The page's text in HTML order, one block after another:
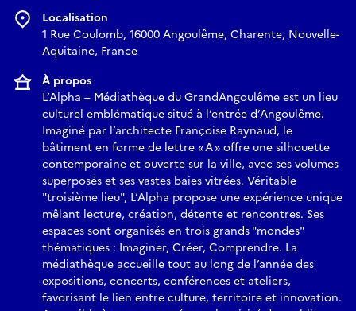
Localisation
1 Rue Coulomb, 16000 Angoulême, Charente, Nouvelle-
Aquitaine, France
À propos
L’Alpha – Médiathèque du GrandAngoulême est un lieu
culturel emblématique situé à l’entrée d’Angoulême.
Imaginé par l’architecte Françoise Raynaud, le
bâtiment en forme de lettre « A » offre une silhouette
contemporaine et ouverte sur la ville, avec ses volumes
superposés et ses vastes baies vitrées. Véritable
"troisième lieu", L’Alpha propose une expérience unique
mêlant lecture, création, détente et rencontres. Ses
espaces sont organisés en trois grands "mondes"
thématiques : Imaginer, Créer, Comprendre. La
médiathèque accueille tout au long de l’année des
expositions, concerts, conférences et ateliers,
favorisant le lien entre culture, territoire et innovation.